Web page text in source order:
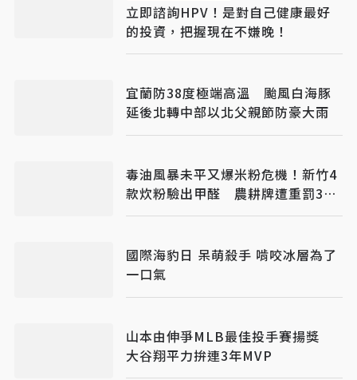
立即諮詢HPV！是對自己健康最好
的投資，把握現在不嫌晚！
宜蘭防38度極端高溫 颱風白海豚
延後北轉中部以北父親節防豪大雨
毒油風暴未平又爆米粉危機！新竹4
款炊粉驗出甲醛 農耕牌遭重罰384
萬
國際海豹日 呆萌殺手 啃咬冰層為了
一口氣
山本由伸爭MLB最佳投手賽揚獎
大谷翔平力拚連3年MVP